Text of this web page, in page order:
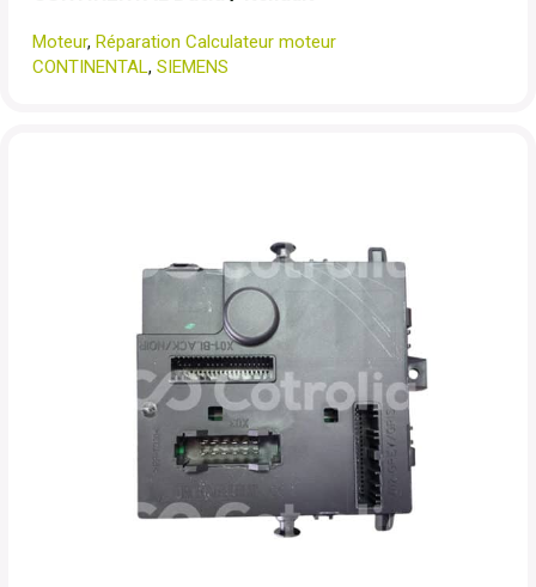
Moteur, Réparation Calculateur moteur
CONTINENTAL, SIEMENS